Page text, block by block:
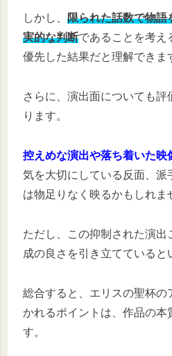
しかし、 限られた話数で物語
実的な判断であることを考え
優先した結果だと理解できま
さらに、演出面についても評
ります。
控えめな演出や落ち着いた映
気を大切にしている反面、派
は物足りなく映るかもしれま
ただし、この抑制された演出
成の良さを引き立てていると
総合すると、エリスの聖杯の
かれるポイントは、作品の本
す。